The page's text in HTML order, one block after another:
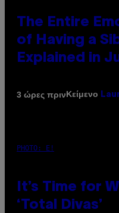
The Entire
of Having a
Explained in
3 ώρες πρινΚείμενο
PHOTO: E!
It’s Time for
‘Total Divas’